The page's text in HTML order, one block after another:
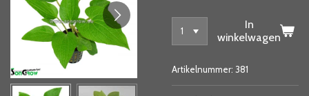
In
winkelwagen
Artikelnummer: 381